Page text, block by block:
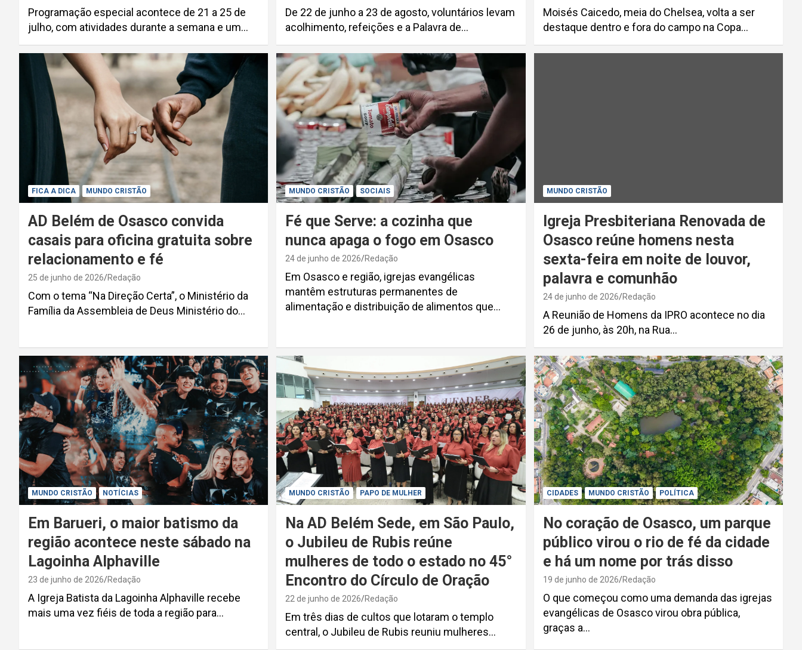
Programação especial acontece de 21 a 25 de
julho, com atividades durante a semana e um…
De 22 de junho a 23 de agosto, voluntários levam
acolhimento, refeições e a Palavra de…
Moisés Caicedo, meia do Chelsea, volta a ser
destaque dentro e fora do campo na Copa…
FICA A DICA MUNDO CRISTÃO
AD Belém de Osasco convida
casais para oficina gratuita sobre
relacionamento e fé
25 de junho de 2026 Redação
Com o tema “Na Direção Certa”, o Ministério da
Família da Assembleia de Deus Ministério do…
MUNDO CRISTÃO SOCIAIS
Fé que Serve: a cozinha que
nunca apaga o fogo em Osasco
24 de junho de 2026 Redação
Em Osasco e região, igrejas evangélicas
mantêm estruturas permanentes de
alimentação e distribuição de alimentos que…
MUNDO CRISTÃO
Igreja Presbiteriana Renovada de
Osasco reúne homens nesta
sexta-feira em noite de louvor,
palavra e comunhão
24 de junho de 2026 Redação
A Reunião de Homens da IPRO acontece no dia
26 de junho, às 20h, na Rua…
MUNDO CRISTÃO NOTÍCIAS
Em Barueri, o maior batismo da
região acontece neste sábado na
Lagoinha Alphaville
23 de junho de 2026 Redação
A Igreja Batista da Lagoinha Alphaville recebe
mais uma vez fiéis de toda a região para…
MUNDO CRISTÃO PAPO DE MULHER
Na AD Belém Sede, em São Paulo,
o Jubileu de Rubis reúne
mulheres de todo o estado no 45°
Encontro do Círculo de Oração
22 de junho de 2026 Redação
Em três dias de cultos que lotaram o templo
central, o Jubileu de Rubis reuniu mulheres…
CIDADES MUNDO CRISTÃO POLÍTICA
No coração de Osasco, um parque
público virou o rio de fé da cidade
e há um nome por trás disso
19 de junho de 2026 Redação
O que começou como uma demanda das igrejas
evangélicas de Osasco virou obra pública,
graças a…